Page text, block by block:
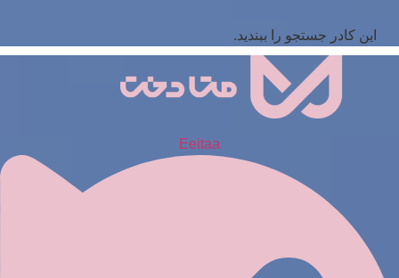
این کادر جستجو را ببندید.
Eeitaa